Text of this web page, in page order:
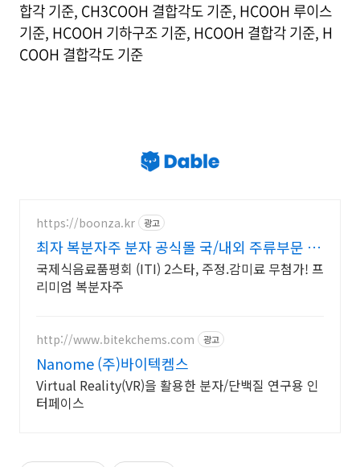
합각 기준, CH3COOH 결합각도 기준, HCOOH 루이스
기준, HCOOH 기하구조 기준, HCOOH 결합각 기준, H
COOH 결합각도 기준
https://boonza.kr 광고
최자 복분자주 분자 공식몰 국/내외 주류부문 대
상 수상
국제식음료품평회 (ITI) 2스타, 주정.감미료 무첨가! 프
리미엄 복분자주
http://www.bitekchems.com 광고
Nanome (주)바이텍켐스
Virtual Reality(VR)을 활용한 분자/단백질 연구용 인
터페이스